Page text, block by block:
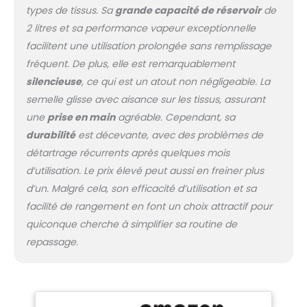
tissus fins, tandis que le
mode Turbo élimine
même les plis tenaces
de lin et de jeans
Contenu de la livraison :
1 centrale vapeur
CareStyle 7 Pro IS 7156
avec semelle FreeGlide
3D de Braun
types de tissus. Sa grande capacité de réservoirde
2 litres et sa performance vapeur exceptionnelle
facilitent une utilisation prolongée sans remplissage
fréquent. De plus, elle est remarquablement
silencieuse, ce qui est un atout non négligeable. La
semelle glisse avec aisance sur les tissus, assurant
une prise en mainagréable. Cependant, sa
durabilitéest décevante, avec des problèmes de
détartrage récurrents après quelques mois
d’utilisation. Le prix élevé peut aussi en freiner plus
d’un. Malgré cela, son efficacité d’utilisation et sa
facilité de rangement en font un choix attractif pour
quiconque cherche à simplifier sa routine de
repassage.